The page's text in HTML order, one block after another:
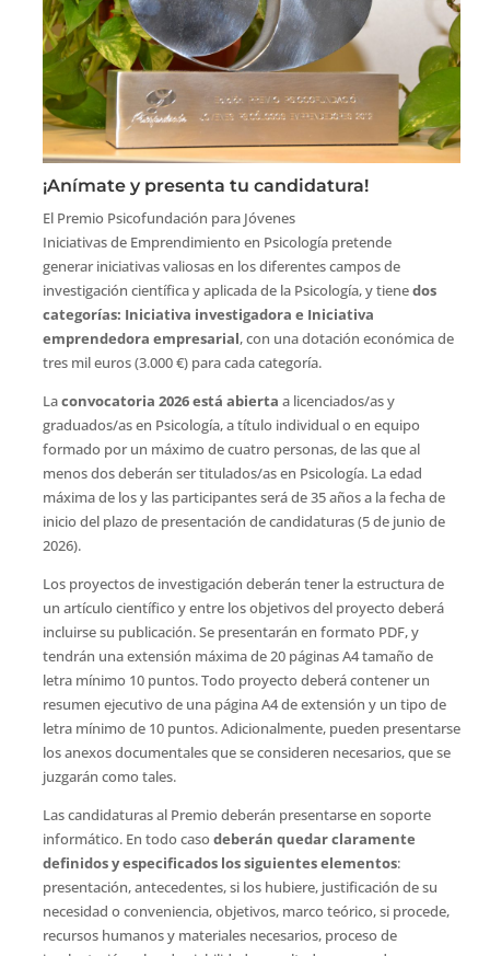
¡Anímate y presenta tu candidatura!
El Premio Psicofundación para Jóvenes
Iniciativas de Emprendimiento en Psicología pretende
generar iniciativas valiosas en los diferentes campos de
investigación científica y aplicada de la Psicología, y tienedos
categorías: Iniciativa investigadora e Iniciativa
emprendedora empresarial, con una dotación económica de
tres mil euros (3.000 €) para cada categoría.
Laconvocatoria 2026 está abierta a licenciados/as y
graduados/as en Psicología, a título individual o en equipo
formado por un máximo de cuatro personas, de las que al
menos dos deberán ser titulados/as en Psicología. La edad
máxima de los y las participantes será de 35 años a la fecha de
inicio del plazo de presentación de candidaturas (5 de junio de
2026).
Los proyectos de investigación deberán tener la estructura de
un artículo científico y entre los objetivos del proyecto deberá
incluirse su publicación. Se presentarán en formato PDF, y
tendrán una extensión máxima de 20 páginas A4 tamaño de
letra mínimo 10 puntos. Todo proyecto deberá contener un
resumen ejecutivo de una página A4 de extensión y un tipo de
letra mínimo de 10 puntos. Adicionalmente, pueden presentarse
los anexos documentales que se consideren necesarios, que se
juzgarán como tales.
Las candidaturas al Premio deberán presentarse en soporte
informático. En todo casodeberán quedar claramente
definidos y especificados los siguientes elementos:
presentación, antecedentes, si los hubiere, justificación de su
necesidad o conveniencia, objetivos, marco teórico, si procede,
recursos humanos y materiales necesarios, proceso de